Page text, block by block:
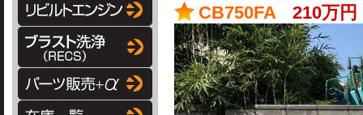
CB750FA 210万円